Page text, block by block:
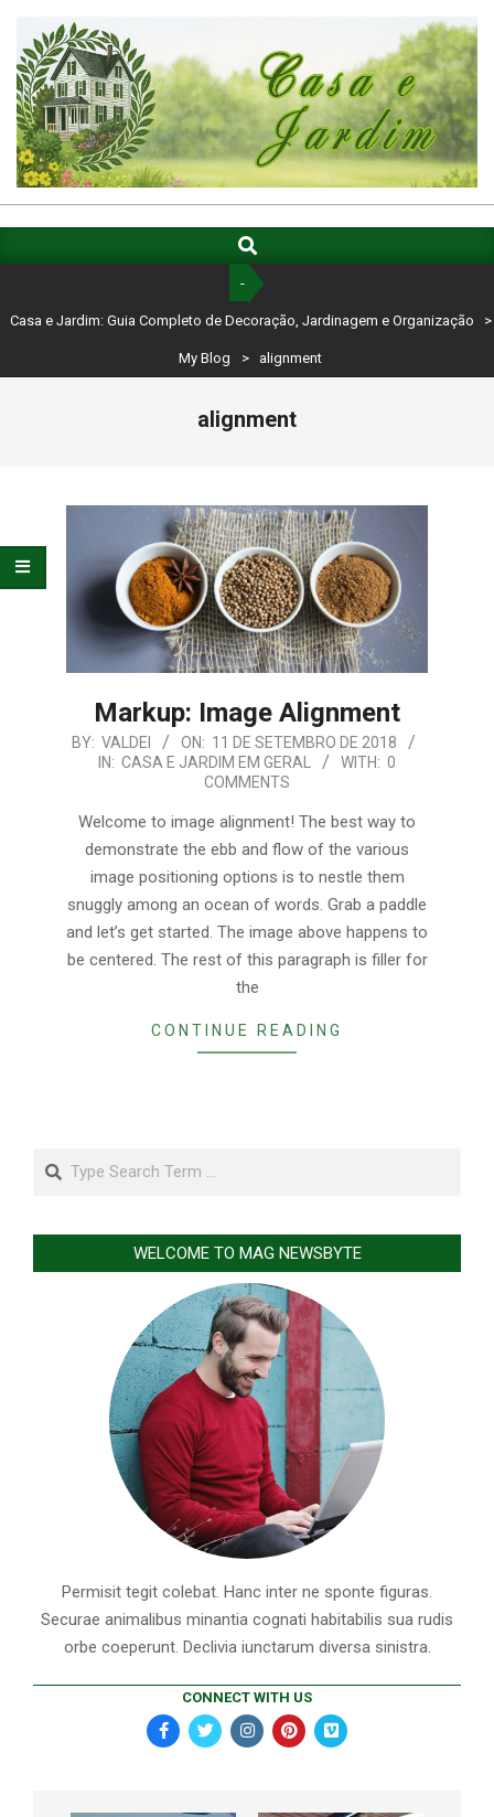
content
CASA
E
GUIA
COMPLETO
DECORAÇÃO,
ORGANIZAÇÃO
Navigation
Search
-
Casa e Jardim: Guia Completo de Decoração, Jardinagem e Organização >
My Blog > alignment
alignment
Markup: Image Alignment
2018-
BY: VALDEI ON: 11 DE SETEMBRO DE 2018
IN: CASA E JARDIM EM GERAL WITH: 0
COMMENTS
Welcome to image alignment! The best way to
demonstrate the ebb and flow of the various
image positioning options is to nestle them
snuggly among an ocean of words. Grab a paddle
and let’s get started. The image above happens to
be centered. The rest of this paragraph is filler for
the
CONTINUE READING
Search
WELCOME TO MAG NEWSBYTE
Permisit tegit colebat. Hanc inter ne sponte figuras.
Securae animalibus minantia cognati habitabilis sua rudis
orbe coeperunt. Declivia iunctarum diversa sinistra.
CONNECT WITH US